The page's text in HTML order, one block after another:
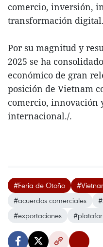
comercio, inversión,
transformación digital.
Por su magnitud y
2025 se ha
económico de gran
posición de Vietnam
comercio, innovación
internacional./.
#Feria de Otoño
#acuerdos comerciales
#exportaciones